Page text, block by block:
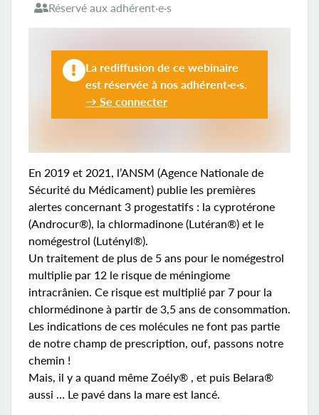
Réservé aux adhérent·e·s
La rediffusion de ce webinaire
est réservée à nos adhérent·e·s.
→ Se connecter
En 2019 et 2021, l’ANSM (Agence Nationale de
Sécurité du Médicament) publie les premières
alertes concernant 3 progestatifs : la cyprotérone
(Androcur®), la chlormadinone (Lutéran®) et le
nomégestrol (Lutényl®).
Un traitement de plus de 5 ans pour le nomégestrol
multiplie par 12 le risque de méningiome
intracrânien. Ce risque est multiplié par 7 pour la
chlormédinone à partir de 3,5 ans de consommation.
Les indications de ces molécules ne font pas partie
de notre champ de prescription, ouf, passons notre
chemin !
Mais, il y a quand même Zoély® , et puis Belara®
aussi … Le pavé dans la mare est lancé.